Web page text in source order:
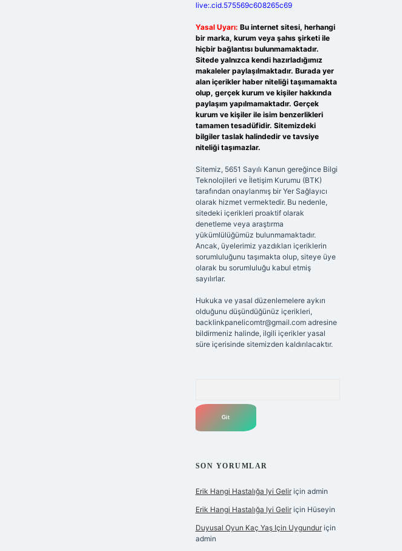
live:.cid.575569c608265c69
Yasal Uyarı: Bu internet sitesi, herhangi
bir marka, kurum veya şahıs şirketi ile
hiçbir bağlantısı bulunmamaktadır.
Sitede yalnızca kendi hazırladığımız
makaleler paylaşılmaktadır. Burada yer
alan içerikler haber niteliği taşımamakta
olup, gerçek kurum ve kişiler hakkında
paylaşım yapılmamaktadır. Gerçek
kurum ve kişiler ile isim benzerlikleri
tamamen tesadüfidir. Sitemizdeki
bilgiler taslak halindedir ve tavsiye
niteliği taşımazlar.
Sitemiz, 5651 Sayılı Kanun gereğince Bilgi
Teknolojileri ve İletişim Kurumu (BTK)
tarafından onaylanmış bir Yer Sağlayıcı
olarak hizmet vermektedir. Bu nedenle,
sitedeki içerikleri proaktif olarak
denetleme veya araştırma
yükümlülüğümüz bulunmamaktadır.
Ancak, üyelerimiz yazdıkları içeriklerin
sorumluluğunu taşımakta olup, siteye üye
olarak bu sorumluluğu kabul etmiş
sayılırlar.
Hukuka ve yasal düzenlemelere aykırı
olduğunu düşündüğünüz içerikleri,
backlinkpanelicomtr@gmail.comadresine
bildirmeniz halinde, ilgili içerikler yasal
süre içerisinde sitemizden kaldırılacaktır.
SON YORUMLAR
Erik Hangi Hastalığa Iyi Geliriçin admin
Erik Hangi Hastalığa Iyi Geliriçin Hüseyin
Duyusal Oyun Kaç Yaş Için Uygunduriçin
admin